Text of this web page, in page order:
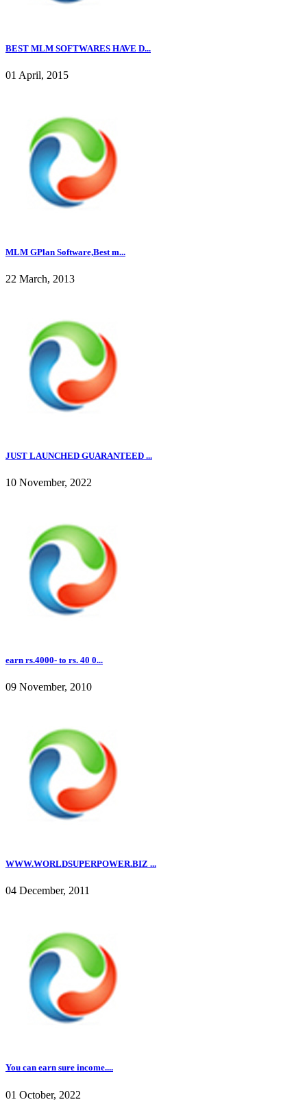
BEST MLM SOFTWARES HAVE D...
01 April, 2015
MLM GPlan Software,Best m...
22 March, 2013
JUST LAUNCHED GUARANTEED ...
10 November, 2022
earn rs.4000- to rs. 40 0...
09 November, 2010
WWW.WORLDSUPERPOWER.BIZ ...
04 December, 2011
You can earn sure income....
01 October, 2022